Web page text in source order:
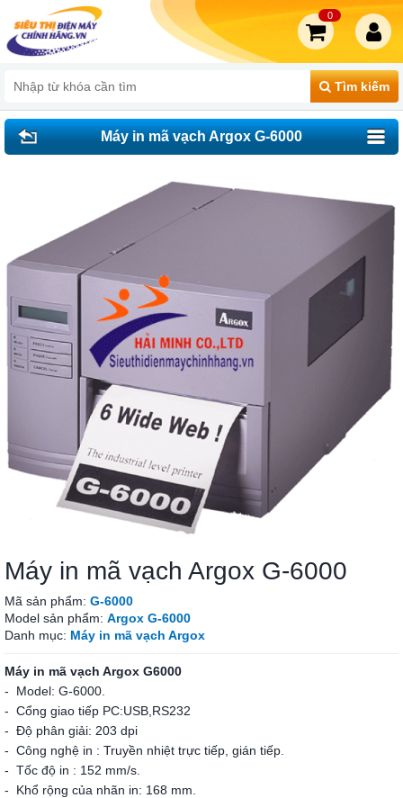
Tìm kiếm
0
Máy in mã vạch Argox G-6000
Máy in mã vạch Argox G-6000
Mã sản phẩm: G-6000
Model sản phẩm: Argox G-6000
Danh mục: Máy in mã vạch Argox
Máy in mã vạch Argox G6000
- Model: G-6000.
- Cổng giao tiếp PC:USB,RS232
- Độ phân giải: 203 dpi
- Công nghệ in : Truyền nhiệt trực tiếp, gián tiếp.
- Tốc độ in : 152 mm/s.
- Khổ rộng của nhãn in: 168 mm.